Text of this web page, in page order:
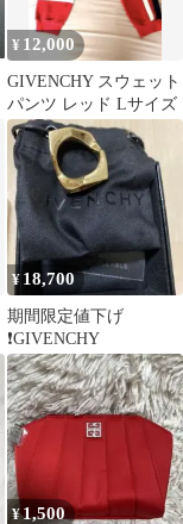
¥ 12,000
GIVENCHY スウェット
パンツ レッド Lサイズ
¥ 18,700
期間限定値下げ
❗️GIVENCHY
¥1,500